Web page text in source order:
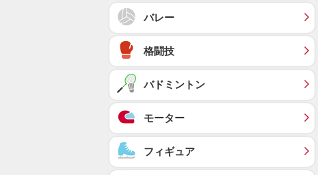
バレー
格闘技
バドミントン
モーター
フィギュア